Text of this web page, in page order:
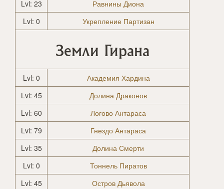
Lvl: 23
Равнины Диона
Lvl: 0
Укрепление Партизан
Земли Гирана
Lvl: 0
Академия Хардина
Lvl: 45
Долина Драконов
Lvl: 60
Логово Антараса
Lvl: 79
Гнездо Антараса
Lvl: 35
Долина Смерти
Lvl: 0
Тоннель Пиратов
Lvl: 45
Остров Дьявола